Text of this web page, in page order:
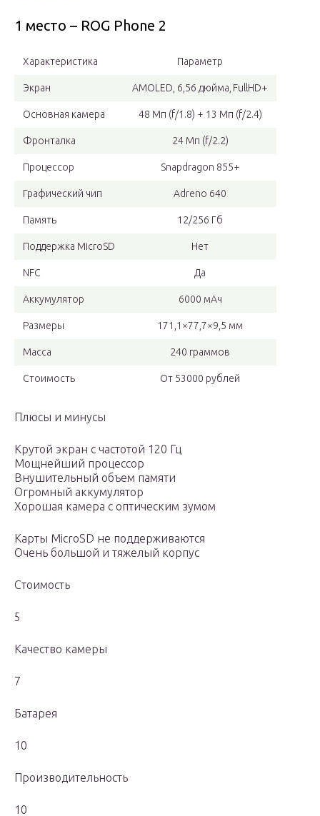
1 место – ROG Phone 2
Характеристика Параметр
Экран AMOLED, 6,56 дюйма, FullHD+
Основная камера 48 Мп (f/1.8) + 13 Мп (f/2.4)
Фронталка 24 Мп (f/2.2)
Процессор Snapdragon 855+
Графический чип Adreno 640
Память 12/256 Гб
Поддержка MicroSD Нет
NFC Да
Аккумулятор 6000 мАч
Размеры 171,1×77,7×9,5 мм
Масса 240 граммов
Стоимость От 53000 рублей
Плюсы и минусы
Крутой экран с частотой 120 Гц
Мощнейший процессор
Внушительный объем памяти
Огромный аккумулятор
Хорошая камера с оптическим зумом
Карты MicroSD не поддерживаются
Очень большой и тяжелый корпус
Стоимость
5
Качество камеры
7
Батарея
10
Производительность
10